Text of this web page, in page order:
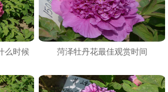
么时候 菏泽牡丹花最佳观赏时间